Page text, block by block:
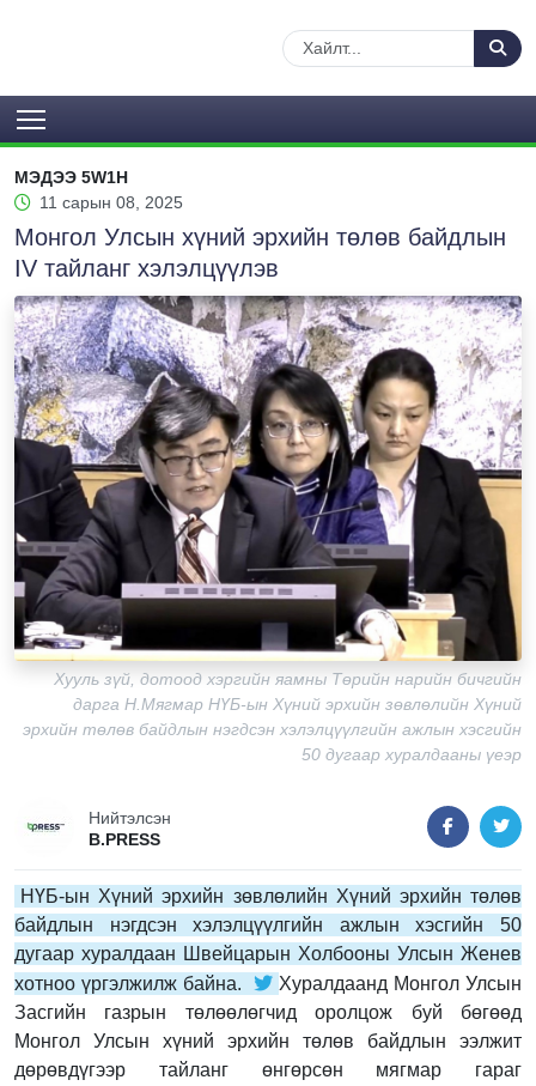
МЭДЭЭ 5W1H
11 сарын 08, 2025
Монгол Улсын хүний эрхийн төлөв байдлын
IV тайланг хэлэлцүүлэв
Хууль зүй, дотоод хэргийн яамны Төрийн нарийн бичгийн
дарга Н.Мягмар НҮБ-ын Хүний эрхийн зөвлөлийн Хүний
эрхийн төлөв байдлын нэгдсэн хэлэлцүүлгийн ажлын хэсгийн
50 дугаар хуралдааны үеэр
Нийтэлсэн
B.PRESS
НҮБ-ын Хүний эрхийн зөвлөлийн Хүний эрхийн төлөв
байдлын нэгдсэн хэлэлцүүлгийн ажлын хэсгийн 50
дугаар хуралдаан Швейцарын Холбооны Улсын Женев
хотноо үргэлжилж байна.
Хуралдаанд Монгол Улсын
Засгийн газрын төлөөлөгчид оролцож буй бөгөөд
Монгол Улсын хүний эрхийн төлөв байдлын ээлжит
дөрөвдүгээр тайланг өнгөрсөн мягмар гараг